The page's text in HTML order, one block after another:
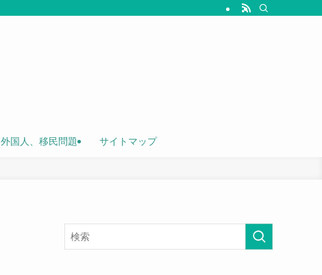
外国人、移民問題 サイトマップ